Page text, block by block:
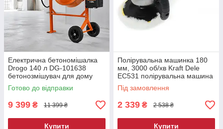
Електрична бетономішалка
Drogo 140 л DG-101638
бетонозмішувач для дому
Готово до відправки
9 399 ₴ 11 399 ₴
Купити
Полірувальна машинка 180
мм, 3000 об/хв Kraft Dele
EC531 полірувальна машина
Під замовлення
2 339 ₴ 2 538 ₴
Купити